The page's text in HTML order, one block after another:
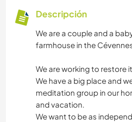
Descripción
We are a couple and a
farmhouse in the
We are working to restore
We have a big place and
meditation group in our
and vacation.
We want to be as